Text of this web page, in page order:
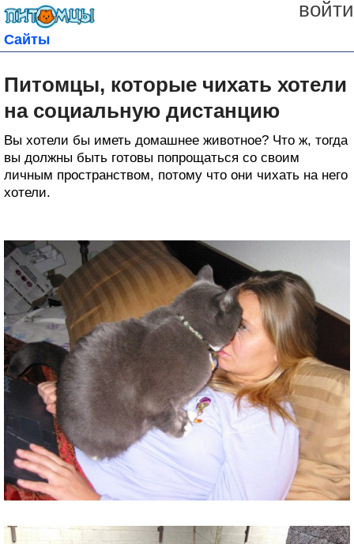
войти
Сайты
Питомцы, которые чихать хотели
на социальную дистанцию
Вы хотели бы иметь домашнее животное? Что ж, тогда
вы должны быть готовы попрощаться со своим
личным пространством, потому что они чихать на него
хотели.